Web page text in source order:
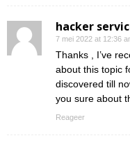
hacker
7 mei 2022 at 12:36
Thanks , I’ve
about this topic
discovered till
you sure about
Reageer